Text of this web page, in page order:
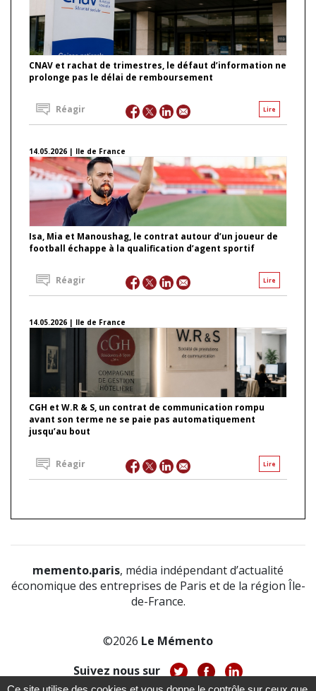
CNAV et rachat de trimestres, le défaut d’information ne
prolonge pas le délai de remboursement
Lire
Réagir
14.05.2026 | Ile de France
Isa, Mia et Manoushag, le contrat autour d’un joueur de
football échappe à la qualification d’agent sportif
Lire
Réagir
14.05.2026 | Ile de France
CGH et W.R & S, un contrat de communication rompu
avant son terme ne se paie pas automatiquement
jusqu’au bout
Lire
Réagir
memento.paris, média indépendant d’actualité
économique des entreprises de Paris et de la région Île-
de-France.
©2026 Le Mémento
Suivez nous sur